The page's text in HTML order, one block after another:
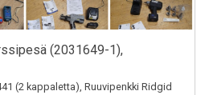
(2031649-1),
(2 kappaletta), Ruuvipenkki Ridgid